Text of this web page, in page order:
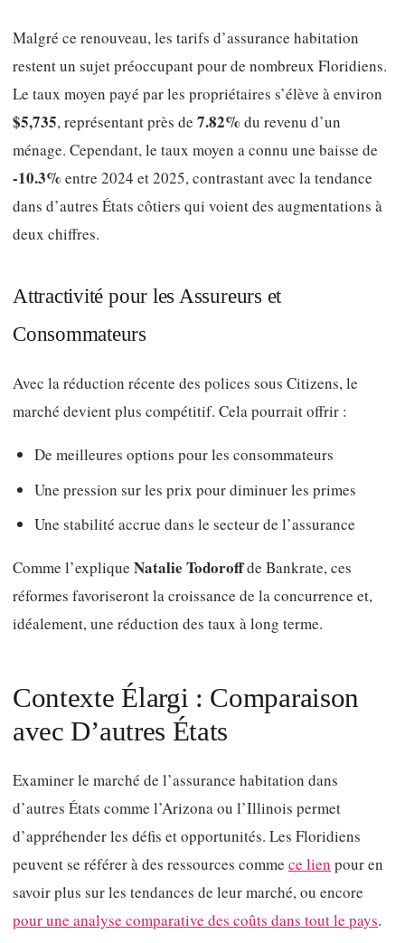
Malgré ce renouveau, les tarifs d’assurance habitation
restent un sujet préoccupant pour de nombreux Floridiens.
Le taux moyen payé par les propriétaires s’élève à environ
$5,735, représentant près de 7.82% du revenu d’un
ménage. Cependant, le taux moyen a connu une baisse de
-10.3% entre 2024 et 2025, contrastant avec la tendance
dans d’autres États côtiers qui voient des augmentations à
deux chiffres.
Attractivité pour les Assureurs et
Consommateurs
Avec la réduction récente des polices sous Citizens, le
marché devient plus compétitif. Cela pourrait offrir :
De meilleures options pour les consommateurs
Une pression sur les prix pour diminuer les primes
Une stabilité accrue dans le secteur de l’assurance
Comme l’explique Natalie Todoroffde Bankrate, ces
réformes favoriseront la croissance de la concurrence et,
idéalement, une réduction des taux à long terme.
Contexte Élargi : Comparaison
avec D’autres États
Examiner le marché de l’assurance habitation dans
d’autres États comme l’Arizona ou l’Illinois permet
d’appréhender les défis et opportunités. Les Floridiens
peuvent se référer à des ressources comme ce lien pour en
savoir plus sur les tendances de leur marché, ou encore
pour une analyse comparative des coûts dans tout le pays.